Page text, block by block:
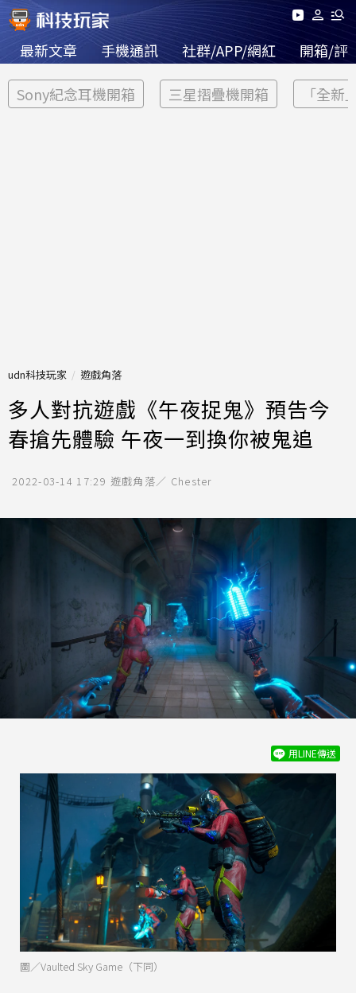
最新文章 手機通訊 社群/APP/網紅 開箱/評
Sony紀念耳機開箱 三星摺疊機開箱 「全新
udn科技玩家 遊戲角落
多人對抗遊戲《午夜捉鬼》預告今
春搶先體驗 午夜一到換你被鬼追
2022-03-14 17:29 遊戲角落／ Chester
用LINE傳送
圖／Vaulted Sky Game（下同）